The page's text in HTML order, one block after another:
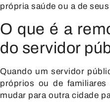
própria saúde ou a de
O que é a
do servidor
Quando um servidor
próprios ou de
mudar para outra cidade